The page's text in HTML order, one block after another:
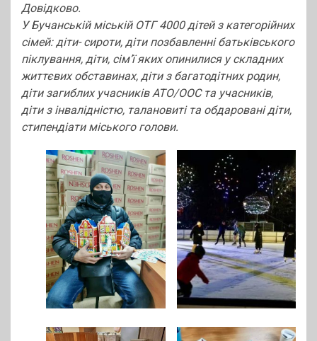
Довідково.
У Бучанській міській ОТГ 4000 дітей з категорійних
сімей: діти- сироти, діти позбавленні батьківського
піклування, діти, сім’ї яких опинилися у складних
життєвих обставинах, діти з багатодітних родин,
діти загиблих учасників АТО/ООС та учасників,
діти з інвалідністю, талановиті та обдаровані діти,
стипендіати міського голови.